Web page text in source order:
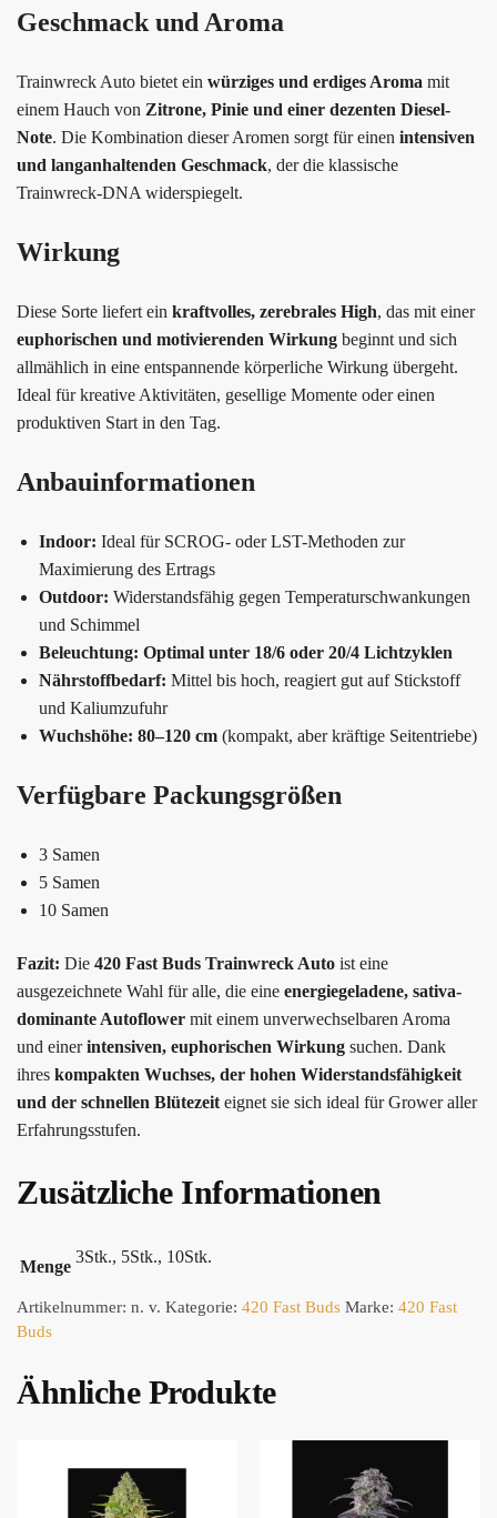
Geschmack und Aroma
Trainwreck Auto bietet ein würziges und erdiges Aroma mit
einem Hauch von Zitrone, Pinie und einer dezenten Diesel-
Note. Die Kombination dieser Aromen sorgt für einen intensiven
und langanhaltenden Geschmack, der die klassische
Trainwreck-DNA widerspiegelt.
Wirkung
Diese Sorte liefert ein kraftvolles, zerebrales High, das mit einer
euphorischen und motivierenden Wirkung beginnt und sich
allmählich in eine entspannende körperliche Wirkung übergeht.
Ideal für kreative Aktivitäten, gesellige Momente oder einen
produktiven Start in den Tag.
Anbauinformationen
Indoor: Ideal für SCROG- oder LST-Methoden zur
Maximierung des Ertrags
Outdoor: Widerstandsfähig gegen Temperaturschwankungen
und Schimmel
Beleuchtung: Optimal unter 18/6 oder 20/4 Lichtzyklen
Nährstoffbedarf: Mittel bis hoch, reagiert gut auf Stickstoff
und Kaliumzufuhr
Wuchshöhe: 80–120 cm (kompakt, aber kräftige Seitentriebe)
Verfügbare Packungsgrößen
3 Samen
5 Samen
10 Samen
Fazit: Die 420 Fast Buds Trainwreck Auto ist eine
ausgezeichnete Wahl für alle, die eine energiegeladene, sativa-
dominante Autoflower mit einem unverwechselbaren Aroma
und einerintensiven, euphorischen Wirkung suchen. Dank
ihres kompakten Wuchses, der hohen Widerstandsfähigkeit
und der schnellen Blütezeit eignet sie sich ideal für Grower aller
Erfahrungsstufen.
Zusätzliche Informationen
Menge
3Stk., 5Stk., 10Stk.
Artikelnummer: n. v. Kategorie: 420 Fast Buds Marke: 420 Fast
Buds
Ähnliche Produkte